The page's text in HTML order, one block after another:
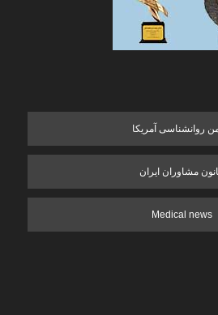
روانشناسی آمریکا
مشاوران ایران
Medical news